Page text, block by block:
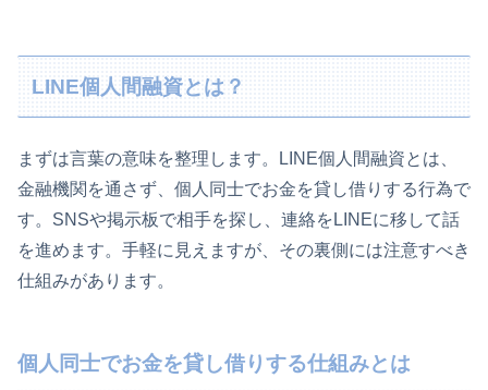
LINE個人間融資とは？
まずは言葉の意味を整理します。LINE個人間融資とは、
金融機関を通さず、個人同士でお金を貸し借りする行為で
す。SNSや掲示板で相手を探し、連絡をLINEに移して話
を進めます。手軽に見えますが、その裏側には注意すべき
仕組みがあります。
個人同士でお金を貸し借りする仕組みとは